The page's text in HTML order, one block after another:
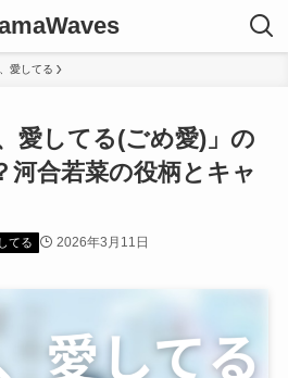
愛してる
愛してる(ごめ愛)」の
河合若菜の役柄とキャ
てる 2026年3月11日